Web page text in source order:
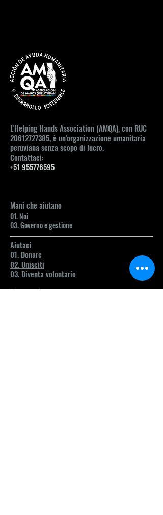
L'Helping Hands Association (AMQA), con RUC
20612727385, è un'organizzazione umanitaria
peruviana senza scopo di lucro.
Contattaci:
+51 955776595
Mani che aiutano
01. Noi
03. Governo e gestione
Aiutaci
01. Donare
02. Unisciti
03. Diventa volontario
Contattaci